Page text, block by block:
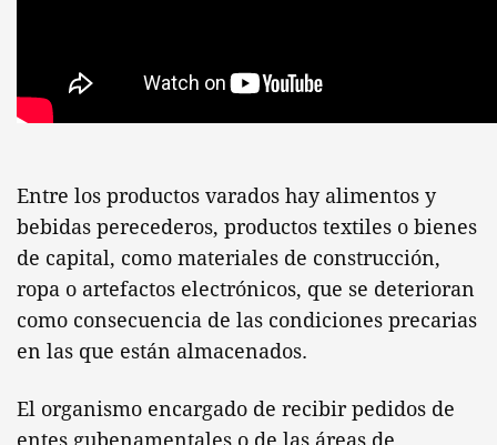
Entre los productos varados hay alimentos y
bebidas perecederos, productos textiles o bienes
de capital, como materiales de construcción,
ropa o artefactos electrónicos, que se deterioran
como consecuencia de las condiciones precarias
en las que están almacenados.
El organismo encargado de recibir pedidos de
entes gubenamentales o de las áreas de